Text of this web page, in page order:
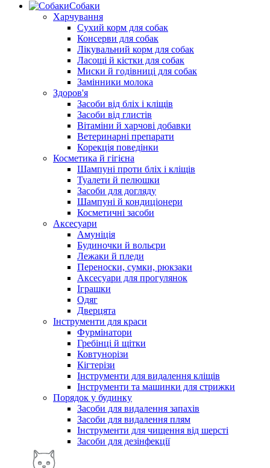
Собаки
Харчування
Сухий корм для собак
Консерви для собак
Лікувальний корм для собак
Ласощі й кістки для собак
Миски й годівниці для собак
Замінники молока
Здоров'я
Засоби від бліх і кліщів
Засоби від глистів
Вітаміни й харчові добавки
Ветеринарні препарати
Корекція поведінки
Косметика й гігієна
Шампуні проти бліх і кліщів
Туалети й пелюшки
Засоби для догляду
Шампуні й кондиціонери
Косметичні засоби
Аксесуари
Амуніція
Будиночки й вольєри
Лежаки й пледи
Переноски, сумки, рюкзаки
Аксесуари для прогулянок
Іграшки
Одяг
Дверцята
Інструменти для краси
Фурмінатори
Гребінці й щітки
Ковтунорізи
Кігтерізи
Інструменти для видалення кліщів
Інструменти та машинки для стрижки
Порядок у будинку
Засоби для видалення запахів
Засоби для видалення плям
Інструменти для чищення від шерсті
Засоби для дезінфекції